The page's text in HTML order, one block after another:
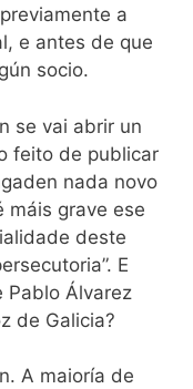
previamente a
e antes de que
socio.
se vai abrir un
feito de publicar
nada novo
máis grave ese
deste
E
Pablo Álvarez
de Galicia?
A maioría de